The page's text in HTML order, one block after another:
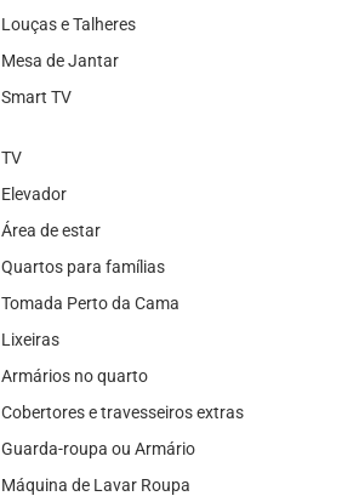
Louças e Talheres
Mesa de Jantar
Smart TV
TV
Elevador
Área de estar
Quartos para famílias
Tomada Perto da Cama
Lixeiras
Armários no quarto
Cobertores e travesseiros extras
Guarda-roupa ou Armário
Máquina de Lavar Roupa